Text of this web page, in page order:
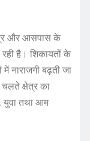
और आसपास के
है। शिकायतों के
नाराजगी बढ़ती जा
क्षेत्र का
युवा तथा आम